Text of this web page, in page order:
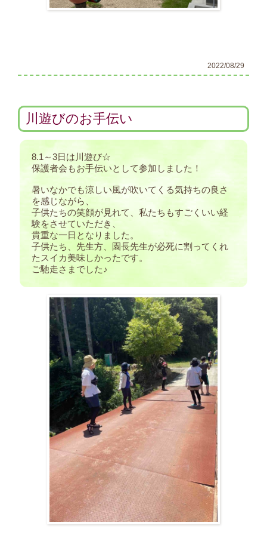
2022/08/29
川遊びのお手伝い
8.1～3日は川遊び☆
保護者会もお手伝いとして参加しました！
暑いなかでも涼しい風が吹いてくる気持ちの良さ
を感じながら、
子供たちの笑顔が見れて、私たちもすごくいい経
験をさせていただき、
貴重な一日となりました。
子供たち、先生方、園長先生が必死に割ってくれ
たスイカ美味しかったです。
ご馳走さまでした♪